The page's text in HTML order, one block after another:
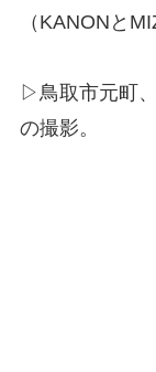
（KANONと
▷鳥取市元町
の撮影。